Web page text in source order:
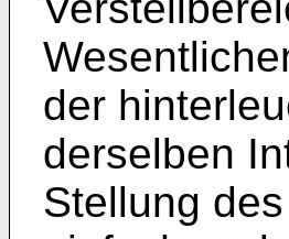
der
derselben
Stellung